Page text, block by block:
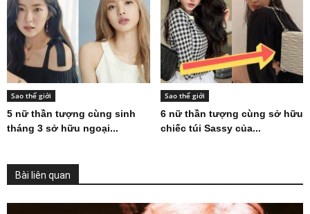
Sao thế giới
5 nữ thần tượng cùng sinh
tháng 3 sở hữu ngoại...
Sao thế giới
6 nữ thần tượng cùng sở hữu
chiếc túi Sassy của...
Bài liên quan